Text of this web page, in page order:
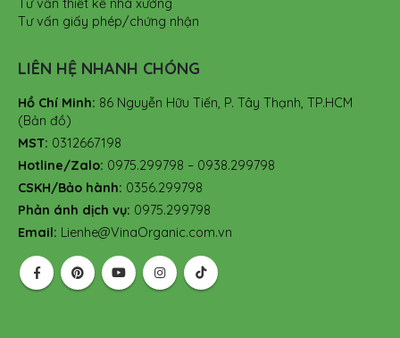
Tư vấn giấy phép/chứng nhận
LIÊN HỆ NHANH CHÓNG
Hồ Chí Minh: 86 Nguyễn Hữu Tiến, P. Tây Thạnh, TP.HCM
(Bản đồ)
MST: 0312667198
Hotline/Zalo: 0975.299798 – 0938.299798
CSKH/Bảo hành: 0356.299798
Phản ánh dịch vụ: 0975.299798
Email: Lienhe@VinaOrganic.com.vn